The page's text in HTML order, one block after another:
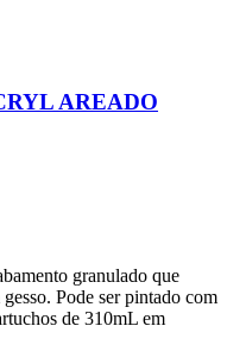
AREADO
granulado que
Pode ser pintado com
de 310mL em